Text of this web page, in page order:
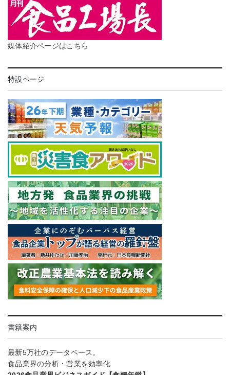
媒体紹介ページはこちら
特設ページ
書籍案内
最新5万社のデータベース。
食品業界の分析・営業を効率化